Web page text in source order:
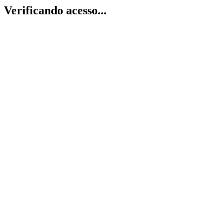
Verificando acesso...